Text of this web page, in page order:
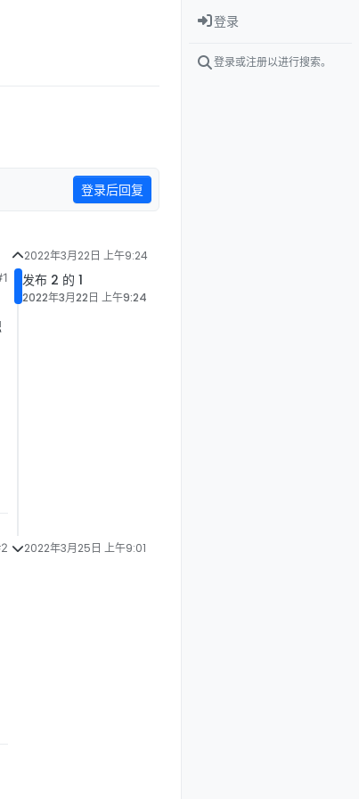
登录后回复
2022年3月22日 上午9:24
发布 2 的 1
2022年3月22日 上午9:24
2022年3月25日 上午9:01
登录
登录或注册以进行搜索。